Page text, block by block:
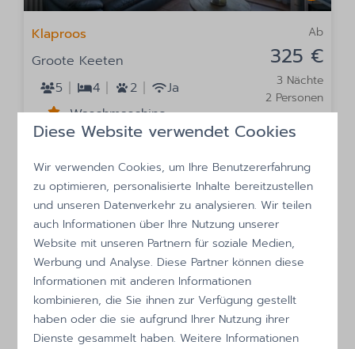
Ab
325 €
3 Nächte
2 Personen
Klaproos
Groote Keeten
5
4 2
Ja
Waschmaschine
Hochstuhl
Babybett
Ansehen
Diese Website verwendet Cookies
Wir verwenden Cookies, um Ihre Benutzererfahrung
zu optimieren, personalisierte Inhalte bereitzustellen
und unseren Datenverkehr zu analysieren. Wir teilen
auch Informationen über Ihre Nutzung unserer
Website mit unseren Partnern für soziale Medien,
Werbung und Analyse. Diese Partner können diese
Informationen mit anderen Informationen
kombinieren, die Sie ihnen zur Verfügung gestellt
haben oder die sie aufgrund Ihrer Nutzung ihrer
Dienste gesammelt haben. Weitere Informationen